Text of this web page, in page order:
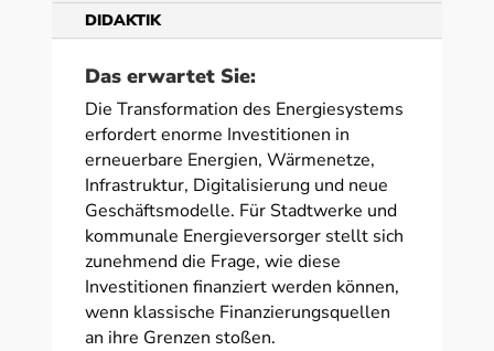
DIDAKTIK
Das erwartet Sie:
Die Transformation des Energiesystems
erfordert enorme Investitionen in
erneuerbare Energien, Wärmenetze,
Infrastruktur, Digitalisierung und neue
Geschäftsmodelle. Für Stadtwerke und
kommunale Energieversorger stellt sich
zunehmend die Frage, wie diese
Investitionen finanziert werden können,
wenn klassische Finanzierungsquellen
an ihre Grenzen stoßen.